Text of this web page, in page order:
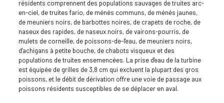
résidents comprennent des populations sauvages de truites arc-
en-ciel, de truites fario, de ménés communs, de ménés jaunes,
de meuniers noirs, de barbottes noires, de crapets de roche, de
naseux des rapides, de naseux noirs, de vairons-pourris, de
mulets de corneille, de poissons-de-l'eau, de meuniers noirs,
d'achigans à petite bouche, de chabots visqueux et des
populations de truites ensemencées. La prise d'eau de la turbine
est équipée de grilles de 3,8 cm qui excluent la plupart des gros
poissons, et le débit de dérivation offre une voie de passage aux
poissons résidents susceptibles de se déplacer en aval.